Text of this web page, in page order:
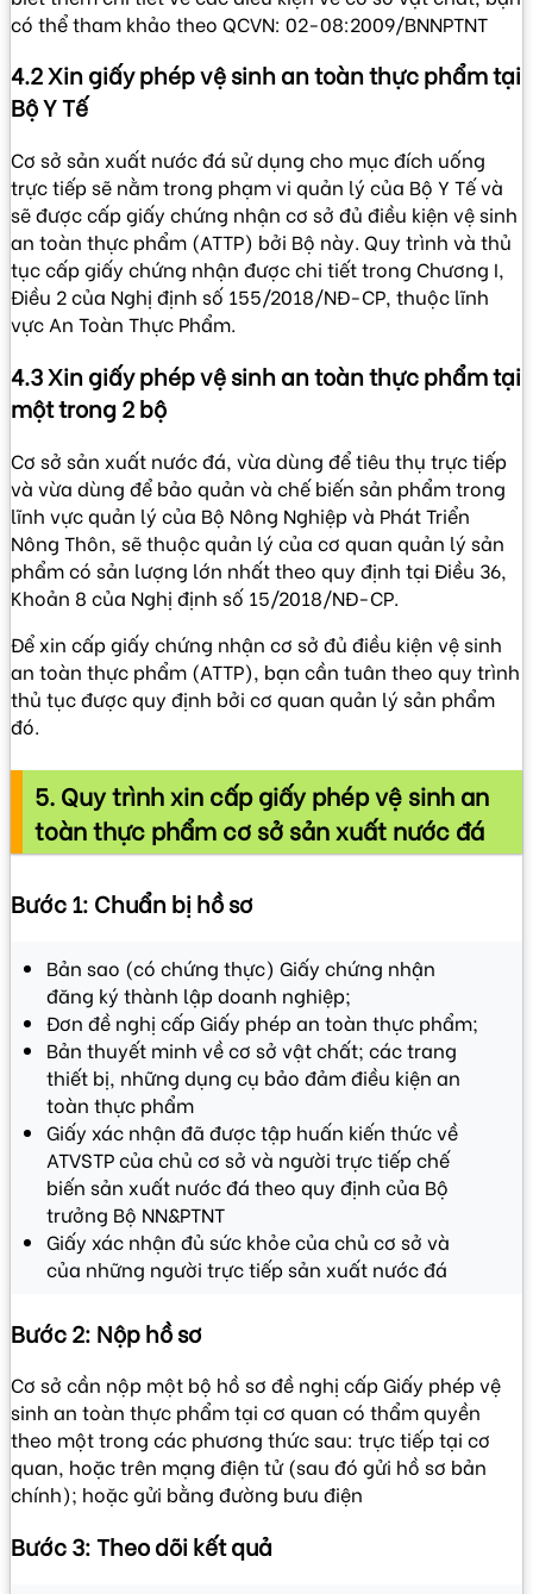
có thể tham khảo theo QCVN: 02-08:2009/BNNPTNT
4.2 Xin giấy phép vệ sinh an toàn thực phẩm tại
Bộ Y Tế
Cơ sở sản xuất nước đá sử dụng cho mục đích uống
trực tiếp sẽ nằm trong phạm vi quản lý của Bộ Y Tế và
sẽ được cấp giấy chứng nhận cơ sở đủ điều kiện vệ sinh
an toàn thực phẩm (ATTP) bởi Bộ này. Quy trình và thủ
tục cấp giấy chứng nhận được chi tiết trong Chương I,
Điều 2 của Nghị định số 155/2018/NĐ-CP, thuộc lĩnh
vực An Toàn Thực Phẩm.
4.3 Xin giấy phép vệ sinh an toàn thực phẩm tại
một trong 2 bộ
Cơ sở sản xuất nước đá, vừa dùng để tiêu thụ trực tiếp
và vừa dùng để bảo quản và chế biến sản phẩm trong
lĩnh vực quản lý của Bộ Nông Nghiệp và Phát Triển
Nông Thôn, sẽ thuộc quản lý của cơ quan quản lý sản
phẩm có sản lượng lớn nhất theo quy định tại Điều 36,
Khoản 8 của Nghị định số 15/2018/NĐ-CP.
Để xin cấp giấy chứng nhận cơ sở đủ điều kiện vệ sinh
an toàn thực phẩm (ATTP), bạn cần tuân theo quy trình
thủ tục được quy định bởi cơ quan quản lý sản phẩm
đó.
5. Quy trình xin cấp giấy phép vệ sinh an
toàn thực phẩm cơ sở sản xuất nước đá
Bước 1: Chuẩn bị hồ sơ
Bản sao (có chứng thực) Giấy chứng nhận
đăng ký thành lập doanh nghiệp;
Đơn đề nghị cấp Giấy phép an toàn thực phẩm;
Bản thuyết minh về cơ sở vật chất; các trang
thiết bị, những dụng cụ bảo đảm điều kiện an
toàn thực phẩm
Giấy xác nhận đã được tập huấn kiến thức về
ATVSTP của chủ cơ sở và người trực tiếp chế
biến sản xuất nước đá theo quy định của Bộ
trưởng Bộ NN&PTNT
Giấy xác nhận đủ sức khỏe của chủ cơ sở và
của những người trực tiếp sản xuất nước đá
Bước 2: Nộp hồ sơ
Cơ sở cần nộp một bộ hồ sơ đề nghị cấp Giấy phép vệ
sinh an toàn thực phẩm tại cơ quan có thẩm quyền
theo một trong các phương thức sau: trực tiếp tại cơ
quan, hoặc trên mạng điện tử (sau đó gửi hồ sơ bản
chính); hoặc gửi bằng đường bưu điện
Bước 3: Theo dõi kết quả